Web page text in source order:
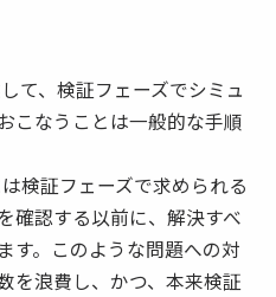
て、検証フェーズでシミュ
こなうことは一般的な手順
検証フェーズで求められる
確認する以前に、解決すべ
す。このような問題への対
を浪費し、かつ、本来検証